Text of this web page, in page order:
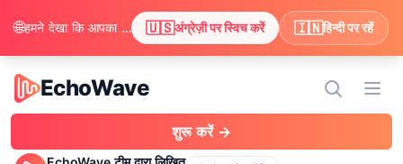
EchoWave
EchoWave
मेन्यू
शुरू करें →
🌐 हमने देखा कि आपका ब्राउज़र अंग्रेज़ी पसंद करता है। क्या आप अंग्रेज़ी में सामग्री देखने के लिए स्विच करना चाहेंगे? 🇺🇸अंग्रेज़ी पर स्विच करें 🇮🇳हिन्दी पर रहें